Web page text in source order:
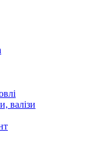
валізи